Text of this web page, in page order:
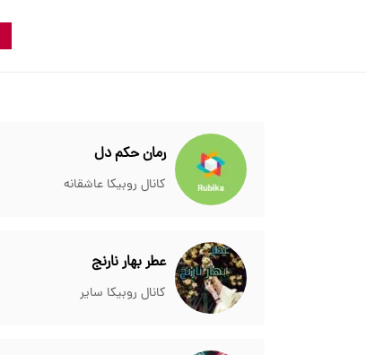
رمان حکم دل
کانال روبیکا عاشقانه
عطر بهار نارنج
کانال روبیکا سایر